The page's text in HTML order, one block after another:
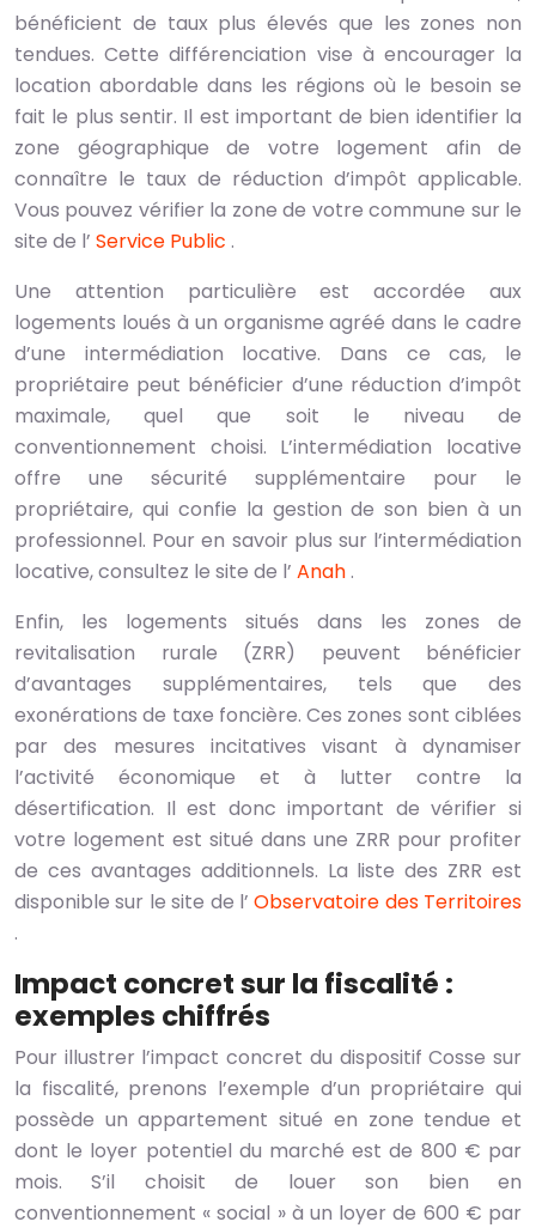
bénéficient de taux plus élevés que les zones non
tendues. Cette différenciation vise à encourager la
location abordable dans les régions où le besoin se
fait le plus sentir. Il est important de bien identifier la
zone géographique de votre logement afin de
connaître le taux de réduction d’impôt applicable.
Vous pouvez vérifier la zone de votre commune sur le
site de l’ Service Public .
Une attention particulière est accordée aux
logements loués à un organisme agréé dans le cadre
d’une intermédiation locative. Dans ce cas, le
propriétaire peut bénéficier d’une réduction d’impôt
maximale, quel que soit le niveau de
conventionnement choisi. L’intermédiation locative
offre une sécurité supplémentaire pour le
propriétaire, qui confie la gestion de son bien à un
professionnel. Pour en savoir plus sur l’intermédiation
locative, consultez le site de l’ Anah .
Enfin, les logements situés dans les zones de
revitalisation rurale (ZRR) peuvent bénéficier
d’avantages supplémentaires, tels que des
exonérations de taxe foncière. Ces zones sont ciblées
par des mesures incitatives visant à dynamiser
l’activité économique et à lutter contre la
désertification. Il est donc important de vérifier si
votre logement est situé dans une ZRR pour profiter
de ces avantages additionnels. La liste des ZRR est
disponible sur le site de l’Observatoire des Territoires
.
Impact concret sur la fiscalité :
exemples chiffrés
Pour illustrer l’impact concret du dispositif Cosse sur
la fiscalité, prenons l’exemple d’un propriétaire qui
possède un appartement situé en zone tendue et
dont le loyer potentiel du marché est de 800 € par
mois. S’il choisit de louer son bien en
conventionnement « social » à un loyer de 600 € par